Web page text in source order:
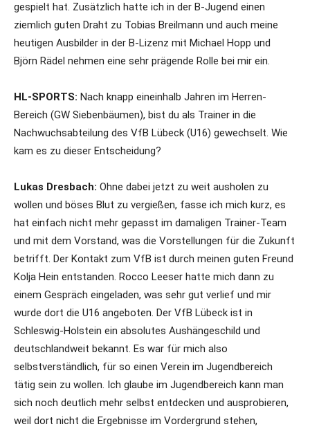
gespielt hat. Zusätzlich hatte ich in der B-Jugend einen
ziemlich guten Draht zu Tobias Breilmann und auch meine
heutigen Ausbilder in der B-Lizenz mit Michael Hopp und
Björn Rädel nehmen eine sehr prägende Rolle bei mir ein.
HL-SPORTS: Nach knapp eineinhalb Jahren im Herren-
Bereich (GW Siebenbäumen), bist du als Trainer in die
Nachwuchsabteilung des VfB Lübeck (U16) gewechselt. Wie
kam es zu dieser Entscheidung?
Lukas Dresbach: Ohne dabei jetzt zu weit ausholen zu
wollen und böses Blut zu vergießen, fasse ich mich kurz, es
hat einfach nicht mehr gepasst im damaligen Trainer-Team
und mit dem Vorstand, was die Vorstellungen für die Zukunft
betrifft. Der Kontakt zum VfB ist durch meinen guten Freund
Kolja Hein entstanden. Rocco Leeser hatte mich dann zu
einem Gespräch eingeladen, was sehr gut verlief und mir
wurde dort die U16 angeboten. Der VfB Lübeck ist in
Schleswig-Holstein ein absolutes Aushängeschild und
deutschlandweit bekannt. Es war für mich also
selbstverständlich, für so einen Verein im Jugendbereich
tätig sein zu wollen. Ich glaube im Jugendbereich kann man
sich noch deutlich mehr selbst entdecken und ausprobieren,
weil dort nicht die Ergebnisse im Vordergrund stehen,